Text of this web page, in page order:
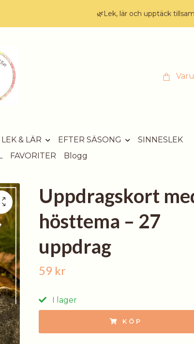
🌿Lek, lär och upptäck
LEK & LÄR EFTER SÄSONG
SINNESLEK
FAVORITER Blogg
Uppdragskort
hösttema – 27
uppdrag
59 kr
I lager
KÖP